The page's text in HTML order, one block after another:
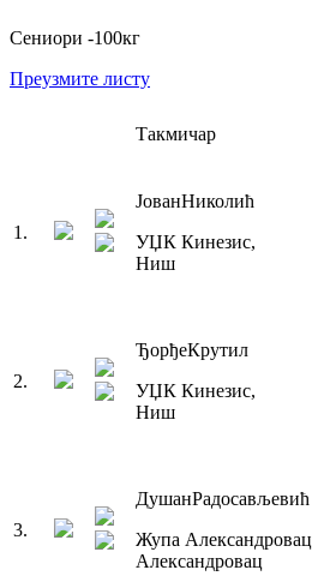
Сениори -100кг
Преузмите листу
Такмичар
1 .
ЈованНиколић
УЏК Кинезис,
Ниш
2.
ЂорђеКрутил
УЏК Кинезис,
Ниш
3.
ДушанРадосављевић
Жупа Александровац
Александровац